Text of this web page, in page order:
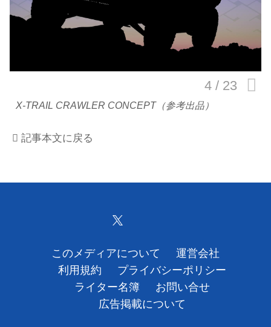
テクノロジー
このメディアについて
利用規約
プライバシーポリシー
広告掲載について
X-TRAIL CRAWLER CONCEPT（参考出品）
記事本文に戻る
このメディアについて
運営会社
利用規約
プライバシーポリシー
ライター名簿
お問い合せ
広告掲載について